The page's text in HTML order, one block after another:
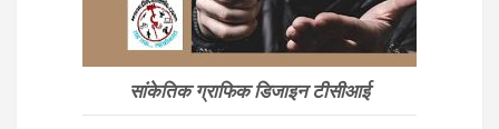
सांकेतिक ग्राफिक डिजाइन टीसीआई